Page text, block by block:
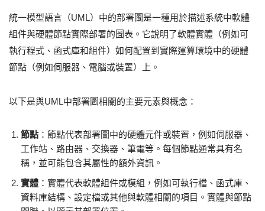
統一模型語言（UML）中的部署圖是一種用於描述系統中軟體
組件與硬體節點實際部署的圖表。它說明了軟體實體（例如可
執行程式、函式庫和組件）如何配置到實際運算環境中的硬體
節點（例如伺服器、電腦或裝置）上。
以下是與UML中部署圖相關的主要元素與概念：
節點 ：節點代表部署圖中的硬體元件或裝置，例如伺服器、
工作站、路由器、交換器、筆電等。每個節點通常具有名
稱，並可能包含其屬性的額外資訊。
實體 ：實體代表軟體組件或模組，例如可執行檔、函式庫、
資料庫結構、設定檔或其他與軟體相關的項目。實體與節點